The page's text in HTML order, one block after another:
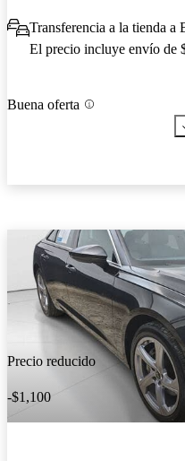
Transferencia a la tienda a
El precio incluye envío de
Buena oferta
Precio reducido
-$1,100